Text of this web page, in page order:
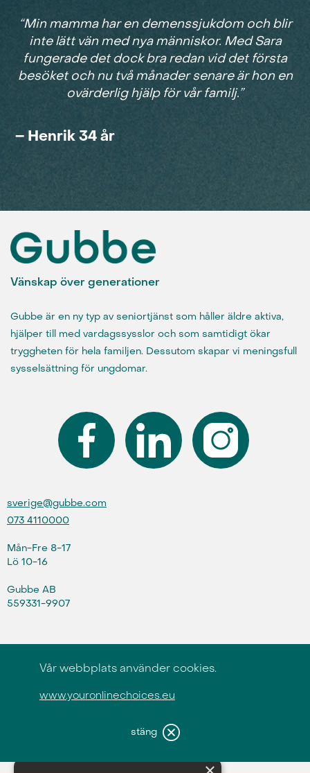
“Min mamma har en demenssjukdom och blir
inte lätt vän med nya människor. Med Sara
fungerade det dock bra redan vid det första
besöket och nu två månader senare är hon en
ovärderlig hjälp för vår familj.”
– Henrik 34 år
Vänskap över generationer
Gubbe är en ny typ av seniortjänst som håller äldre aktiva,
hjälper till med vardagssysslor och som samtidigt ökar
tryggheten för hela familjen. Dessutom skapar vi meningsfull
sysselsättning för ungdomar.
sverige@gubbe.com
073 4110000
Mån-Fre 8-17
Lö 10-16
Gubbe AB
559331-9907
Vanliga frågor
Integritets- och cookiepolicy
Tjänstevillkor
Vår webbplats använder cookies.
www.youronlinechoices.eu
stäng